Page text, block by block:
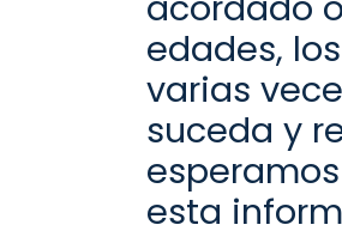
edades,
varias
suceda y
esta